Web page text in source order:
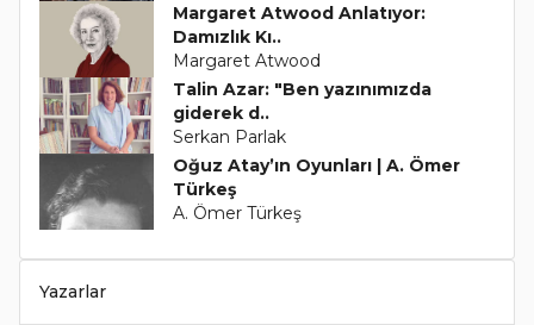
Margaret Atwood Anlatıyor:
Damızlık Kı..
Margaret Atwood
Talin Azar: "Ben yazınımızda
giderek d..
Serkan Parlak
Oğuz Atay’ın Oyunları | A. Ömer
Türkeş
A. Ömer Türkeş
Yazarlar